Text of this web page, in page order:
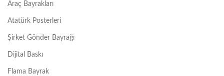
Araç Bayrakları
Atatürk Posterleri
Şirket Gönder Bayrağı
Dijital Baskı
Flama Bayrak